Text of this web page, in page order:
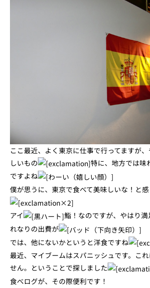
ここ最近、よく東京に仕事で行ってますが
しいもの
特に、地方では味
ですよね
僕が思うに、東京で食べて美味しいな！と
アイ
鮨！なのですが、やはり
れなりの出費が
では、他にないかというと洋食ですね
最近、マイブームはスパニッシュです。こ
せん。ということで探しました
食べログが、その際便利です！